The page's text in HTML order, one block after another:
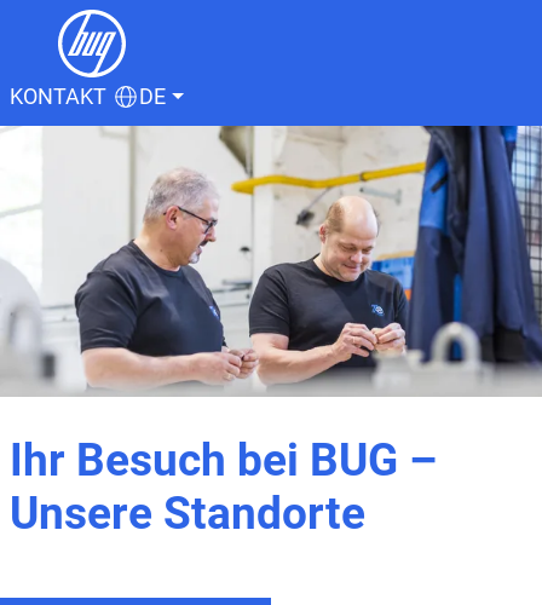
KONTAKT DE
Ihr Besuch bei BUG –
Unsere Standorte